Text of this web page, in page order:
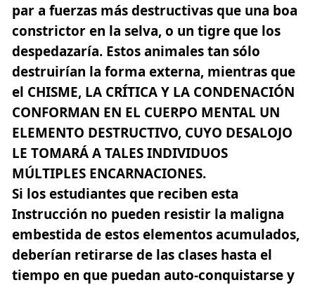
par a fuerzas más destructivas que una boa
constrictor en la selva, o un tigre que los
despedazaría. Estos animales tan sólo
destruirían la forma externa, mientras que
el CHISME, LA CRÍTICA Y LA CONDENACIÓN
CONFORMAN EN EL CUERPO MENTAL UN
ELEMENTO DESTRUCTIVO, CUYO DESALOJO
LE TOMARÁ A TALES INDIVIDUOS
MÚLTIPLES ENCARNACIONES.
Si los estudiantes que reciben esta
Instrucción no pueden resistir la maligna
embestida de estos elementos acumulados,
deberían retirarse de las clases hasta el
tiempo en que puedan auto-conquistarse y